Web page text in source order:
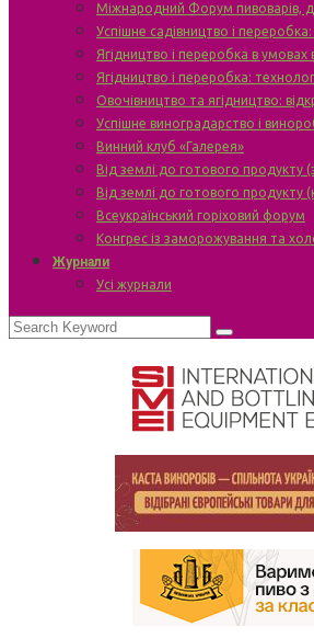
Міжнародний Форум пивоварів,
Успішне садівництво і
Ягідництво і переробка в
Ягідництво і переробка:
Овочівництво та ягідництво:
Успішне виноградарство і
Винний клуб «Галерея»
Від землі до готового продукту
Від землі до готового продукту
Всеукраїнський горіховий форум
Конгрес із заморожування та
Журнали
Усі журнали